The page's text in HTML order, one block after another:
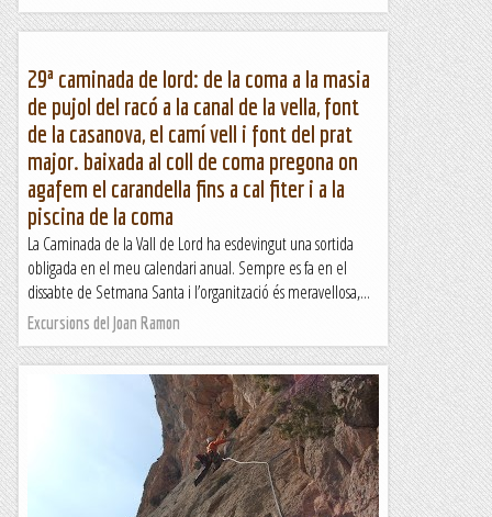
29ª caminada de lord: de la coma a la masia
de pujol del racó a la canal de la vella, font
de la casanova, el camí vell i font del prat
major. baixada al coll de coma pregona on
agafem el carandella fins a cal fiter i a la
piscina de la coma
La Caminada de la Vall de Lord ha esdevingut una sortida
obligada en el meu calendari anual. Sempre es fa en el
dissabte de Setmana Santa i l’organització és meravellosa,...
Excursions del Joan Ramon